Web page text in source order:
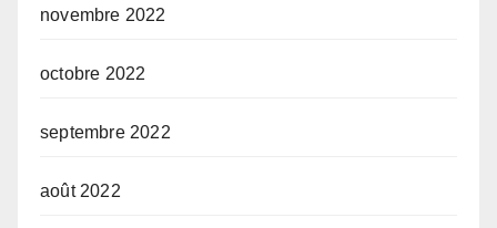
novembre 2022
octobre 2022
septembre 2022
août 2022